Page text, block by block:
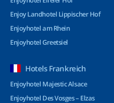
Enjoy Landhotel Lippischer Hof
Enjoyhotel am Rhein
Enjoyhotel Greetsiel
Hotels Frankreich
Enjoyhotel Majestic Alsace
Enjoyhotel Des Vosges – Elzas